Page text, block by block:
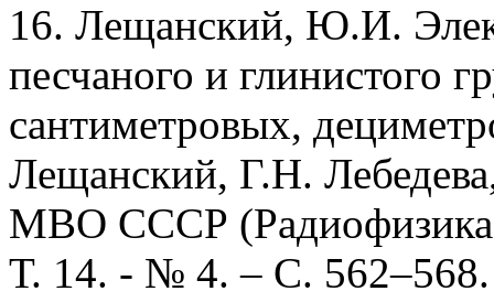
16. Лещанский, Ю.И.
песчаного и глинистого
сантиметровых,
Лещанский, Г.Н.
МВО СССР
Т. 14. - № 4. – С. 562–568.